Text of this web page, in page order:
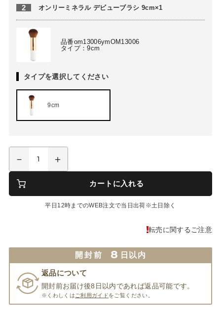
2 オンリーミネラル デビューブラシ 9cm×1
品番om13006ymOM13006
タイプ：9cm
タイプを選択してください
9cm
カートに入れる
平日12時までのWEB注文で当日出荷※土日除く
転売に関するご注意
開封前 8 日以内
返品について
開封前お届け後8日以内であれば返品可能です。
※くわしくは ご利用ガイドをご覧ください。